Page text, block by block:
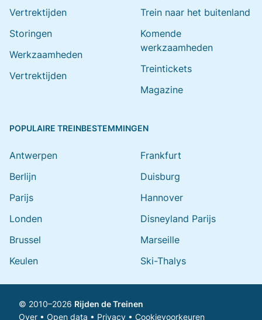
Vertrektijden
Storingen
Werkzaamheden
Vertrektijden
Trein naar het buitenland
Komende
werkzaamheden
Treintickets
Magazine
POPULAIRE TREINBESTEMMINGEN
Antwerpen
Berlijn
Parijs
Londen
Brussel
Keulen
Frankfurt
Duisburg
Hannover
Disneyland Parijs
Marseille
Ski-Thalys
© 2010–2026 Rijden de Treinen
Over • Open data • Privacy • Cookievoorkeuren